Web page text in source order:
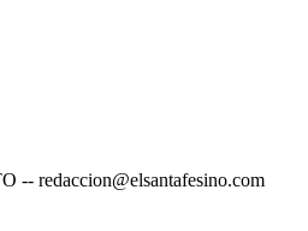
-- redaccion@elsantafesino.com